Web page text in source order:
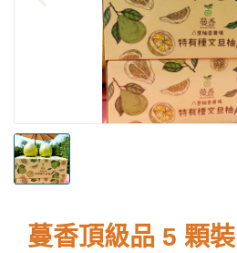
蔓香頂級品 5 顆裝